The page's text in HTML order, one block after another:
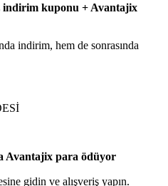
indirim kuponu + Avantajix
indirim, hem de sonrasında
Avantajix para ödüyor
gidin ve alışveriş yapın.